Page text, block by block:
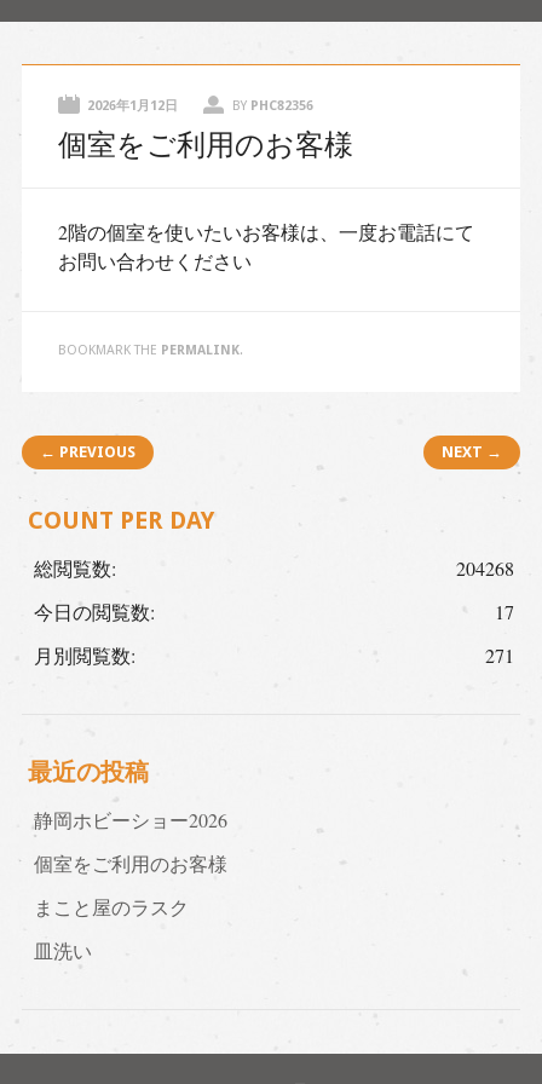
content
2026年1月12日 BY PHC82356
個室をご利用のお客様
2階の個室を使いたいお客様は、一度お電話にて
お問い合わせください
BOOKMARK THE PERMALINK.
Post navigation
← PREVIOUS NEXT →
COUNT PER DAY
204268
総閲覧数:
17
今日の閲覧数:
271
月別閲覧数:
最近の投稿
静岡ホビーショー2026
個室をご利用のお客様
まこと屋のラスク
皿洗い